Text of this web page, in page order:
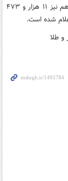
همچنین در مرکز مبادله ارز و طلا، نرخ اسکناس درهم نیز ۱۱ هزار و ۴۷۳